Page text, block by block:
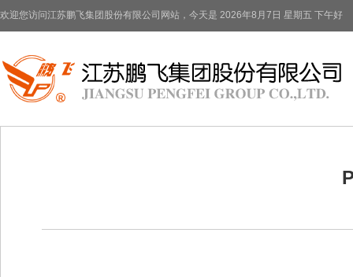
欢迎您访问江苏鹏飞集团股份有限公司网站，今天是 2026年8月7日 星期五 下午好